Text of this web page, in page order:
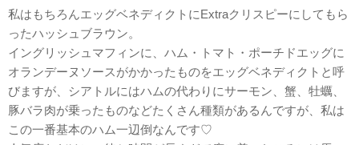
私はもちろんエッグベネディクトにExtraクリスピーにしてもら
ったハッシュブラウン。
イングリッシュマフィンに、ハム・トマト・ポーチドエッグに
オランデーヌソースがかかったものをエッグベネディクトと呼
びますが、シアトルにはハムの代わりにサーモン、蟹、牡蠣、
豚バラ肉が乗ったものなどたくさん種類があるんですが、私は
この一番基本のハム一辺倒なんです♡